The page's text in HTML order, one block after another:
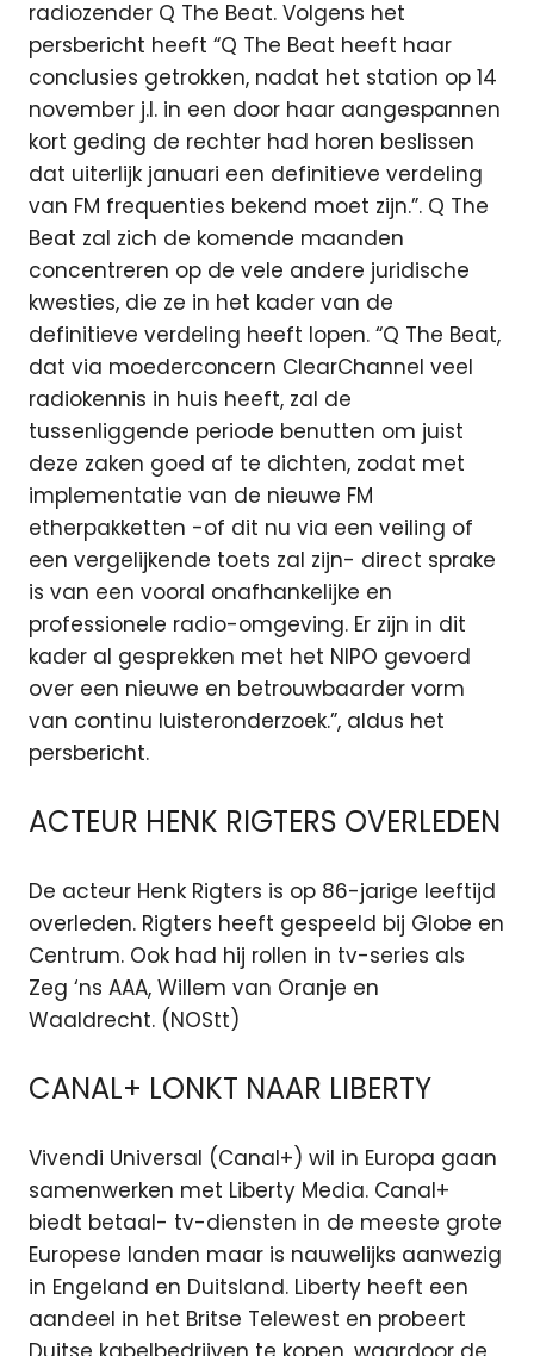
radiozender Q The Beat. Volgens het
persbericht heeft “Q The Beat heeft haar
conclusies getrokken, nadat het station op 14
november j.l. in een door haar aangespannen
kort geding de rechter had horen beslissen
dat uiterlijk januari een definitieve verdeling
van FM frequenties bekend moet zijn.”. Q The
Beat zal zich de komende maanden
concentreren op de vele andere juridische
kwesties, die ze in het kader van de
definitieve verdeling heeft lopen. “Q The Beat,
dat via moederconcern ClearChannel veel
radiokennis in huis heeft, zal de
tussenliggende periode benutten om juist
deze zaken goed af te dichten, zodat met
implementatie van de nieuwe FM
etherpakketten -of dit nu via een veiling of
een vergelijkende toets zal zijn- direct sprake
is van een vooral onafhankelijke en
professionele radio-omgeving. Er zijn in dit
kader al gesprekken met het NIPO gevoerd
over een nieuwe en betrouwbaarder vorm
van continu luisteronderzoek.”, aldus het
persbericht.
ACTEUR HENK RIGTERS OVERLEDEN
De acteur Henk Rigters is op 86-jarige leeftijd
overleden. Rigters heeft gespeeld bij Globe en
Centrum. Ook had hij rollen in tv-series als
Zeg ‘ns AAA, Willem van Oranje en
Waaldrecht. (NOStt)
CANAL+ LONKT NAAR LIBERTY
Vivendi Universal (Canal+) wil in Europa gaan
samenwerken met Liberty Media. Canal+
biedt betaal- tv-diensten in de meeste grote
Europese landen maar is nauwelijks aanwezig
in Engeland en Duitsland. Liberty heeft een
aandeel in het Britse Telewest en probeert